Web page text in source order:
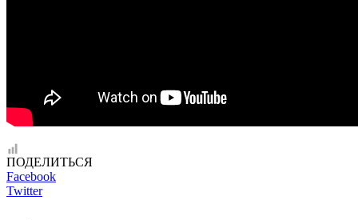
ПОДЕЛИТЬСЯ
Facebook
Twitter